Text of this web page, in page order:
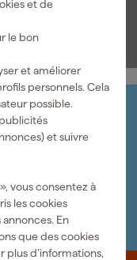
et de
le bon
et améliorer
personnels. Cela
possible.
et suivre
vous consentez à
les cookies
En
que des cookies
plus d’informations,
pratique
en toute sécurité et
et vos
aider. Contactez l'un